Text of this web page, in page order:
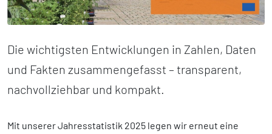
Die wichtigsten Entwicklungen in Zahlen, Daten
und Fakten zusammengefasst – transparent,
nachvollziehbar und kompakt.
Mit unserer Jahresstatistik 2025 legen wir erneut eine